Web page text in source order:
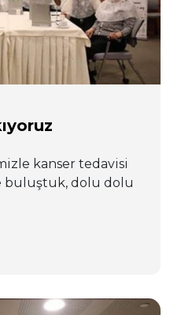
kanser tedavisi
buluştuk, dolu dolu